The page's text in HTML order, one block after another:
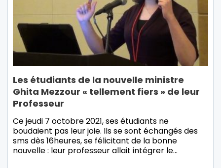
Les étudiants de la nouvelle ministre
Ghita Mezzour « tellement fiers » de leur
Professeur
Ce jeudi 7 octobre 2021, ses étudiants ne
boudaient pas leur joie. Ils se sont échangés des
sms dès 16heures, se félicitant de la bonne
nouvelle : leur professeur allait intégrer le…